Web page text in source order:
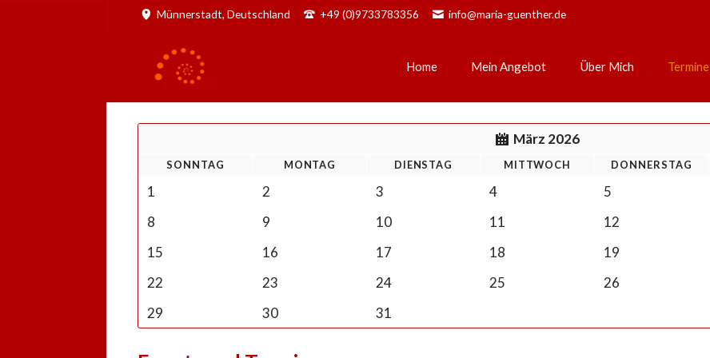
Münnerstadt, Deutschland +49 (0)9733783356 info@maria-guenther.de
Home Mein Angebot
Physiotherapie
Pränataltherapie
Integrale Beratung
Über Mich Termine
März 2026
SONNTAG MONTAG DIENSTAG MITTWOCH DONNERSTAG
1 2 3 4 5
8
9 10 11 12
15
16 17 18 19
22
23 24 25 26
29
30 31